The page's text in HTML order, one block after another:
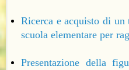
Ricerca e acquisto di
scuola elementare per
Presentazione della